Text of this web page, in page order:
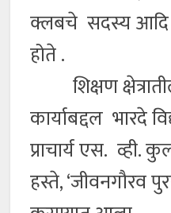
क्लबचे सदस्य आदि
होते .
शिक्षण
कार्याबद्दल भारदे
प्राचार्य एस. व्ही.
हस्ते, ‘जीवनगौरव